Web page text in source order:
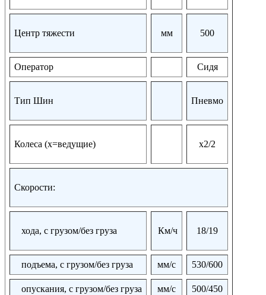
Центр тяжести мм 500
Оператор Сидя
Тип Шин Пневмо
Колеса (х=ведущие) х2/2
Скорости:
хода, с грузом/без груза Км/ч 18/19
подъема, с грузом/без груза мм/с 530/600
опускания, с грузом/без груза мм/с 500/450